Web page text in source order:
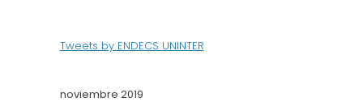
Tweets by ENDECS UNINTER
noviembre 2019